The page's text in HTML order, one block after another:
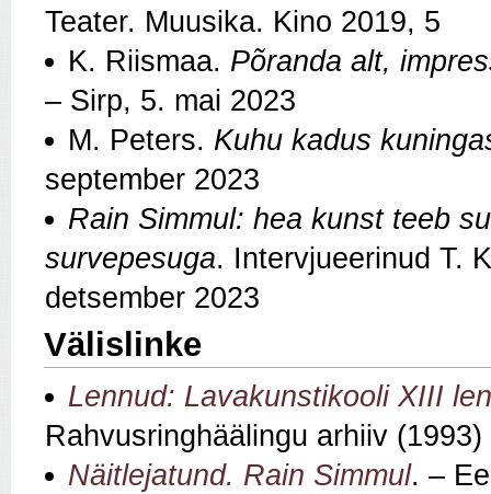
Teater. Muusika. Kino 2019, 5
K. Riismaa. Põranda alt,
– Sirp, 5. mai 2023
M. Peters. Kuhu kadus
september 2023
Rain Simmul: hea kunst teeb
survepesuga. Intervjueerinud T.
detsember 2023
Välislinke
Lennud: Lavakunstikooli XIII
Rahvusringhäälingu arhiiv (1993)
Näitlejatund. Rain Simmul. –